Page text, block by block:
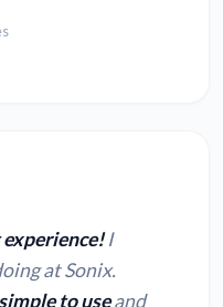
I
at Sonix.
to useand